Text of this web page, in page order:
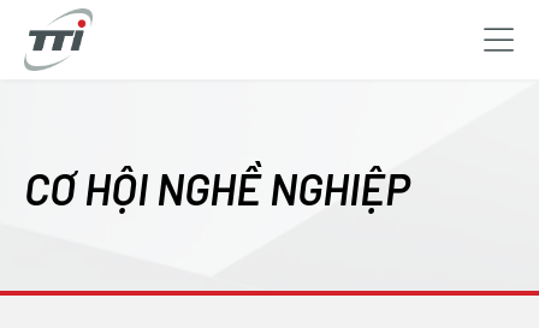
content
CƠ HỘI NGHỀ NGHIỆP